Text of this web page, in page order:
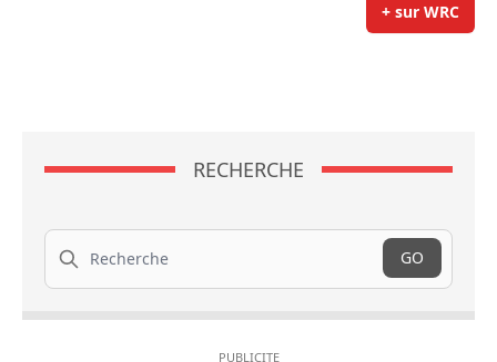
+ sur WRC
RECHERCHE
Recherche
GO